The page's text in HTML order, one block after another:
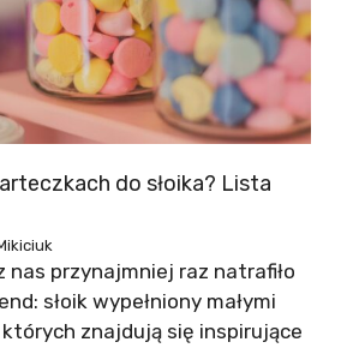
do słoika? Lista
nas przynajmniej raz natrafiło
słoik wypełniony małymi
znajdują się inspirujące